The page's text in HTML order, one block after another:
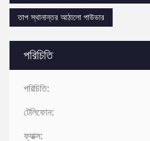
পরিচিতি
পরিচিতি:
টেলিফোন:
ফ্যাক্স:
তাপ স্থানান্তর আঠালো পাউডার